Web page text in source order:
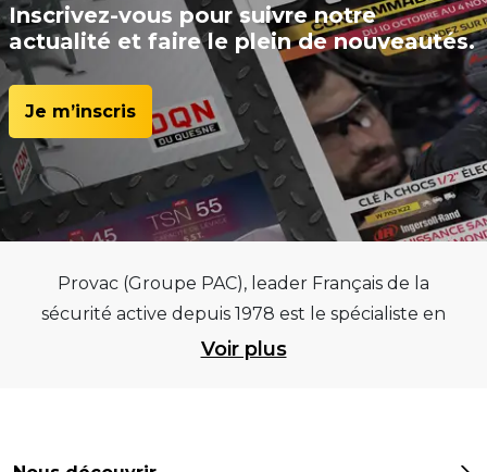
Inscrivez-vous pour suivre notre
actualité et faire le plein de nouveautés.
Je m’inscris
Provac (Groupe PAC), leader Français de la
sécurité active depuis 1978 est le spécialiste en
équipements pour garages et centres
meilleurs équipements sur des critères de
Voir plus